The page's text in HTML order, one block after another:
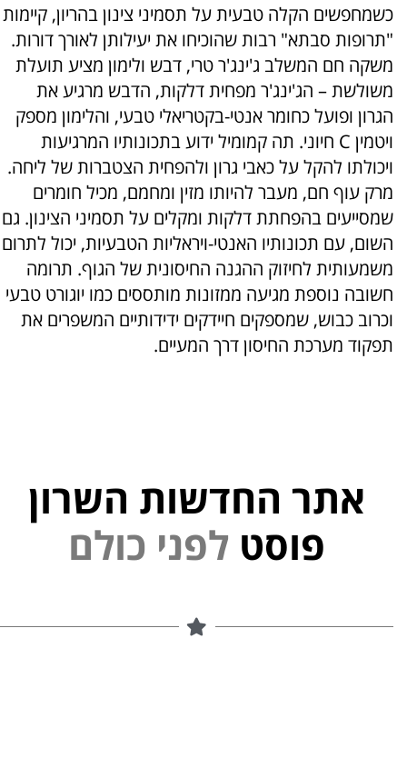
כשמחפשים הקלה טבעית על תסמיני צינון בהריון, קיימות
"תרופות סבתא" רבות שהוכיחו את יעילותן לאורך דורות.
משקה חם המשלב ג'ינג'ר טרי, דבש ולימון מציע תועלת
משולשת – הג'ינג'ר מפחית דלקות, הדבש מרגיע את
הגרון ופועל כחומר אנטי-בקטריאלי טבעי, והלימון מספק
ויטמין C חיוני. תה קמומיל ידוע בתכונותיו המרגיעות
ויכולתו להקל על כאבי גרון ולהפחית הצטברות של ליחה.
מרק עוף חם, מעבר להיותו מזין ומחמם, מכיל חומרים
שמסייעים בהפחתת דלקות ומקלים על תסמיני הצינון. גם
השום, עם תכונותיו האנטי-ויראליות הטבעיות, יכול לתרום
משמעותית לחיזוק ההגנה החיסונית של הגוף. תרומה
חשובה נוספת מגיעה ממזונות מותססים כמו יוגורט טבעי
וכרוב כבוש, שמספקים חיידקים ידידותיים המשפרים את
תפקוד מערכת החיסון דרך המעיים.
אתר החדשות השרון
פוסט
כ לם פ